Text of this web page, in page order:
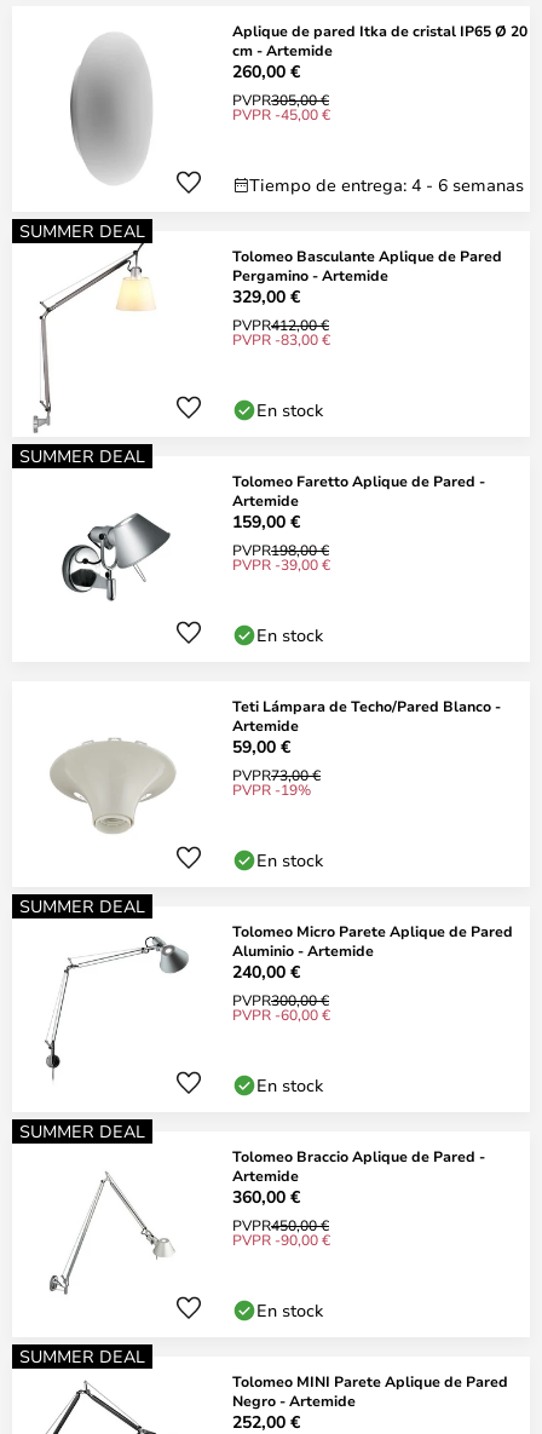
Aplique de pared Itka de cristal IP65 Ø 20
cm - Artemide
260,00 €
PVPR305,00 €
PVPR -45,00 €
Tiempo de entrega: 4 - 6 semanas
SUMMER DEAL
Tolomeo Basculante Aplique de Pared
Pergamino - Artemide
329,00 €
PVPR412,00 €
PVPR -83,00 €
En stock
SUMMER DEAL
Tolomeo Faretto Aplique de Pared -
Artemide
159,00 €
PVPR198,00 €
PVPR -39,00 €
En stock
Teti Lámpara de Techo/Pared Blanco -
Artemide
59,00 €
PVPR73,00 €
PVPR -19%
En stock
SUMMER DEAL
Tolomeo Micro Parete Aplique de Pared
Aluminio - Artemide
240,00 €
PVPR300,00 €
PVPR -60,00 €
En stock
SUMMER DEAL
Tolomeo Braccio Aplique de Pared -
Artemide
360,00 €
PVPR450,00 €
PVPR -90,00 €
En stock
SUMMER DEAL
Tolomeo MINI Parete Aplique de Pared
Negro - Artemide
252,00 €